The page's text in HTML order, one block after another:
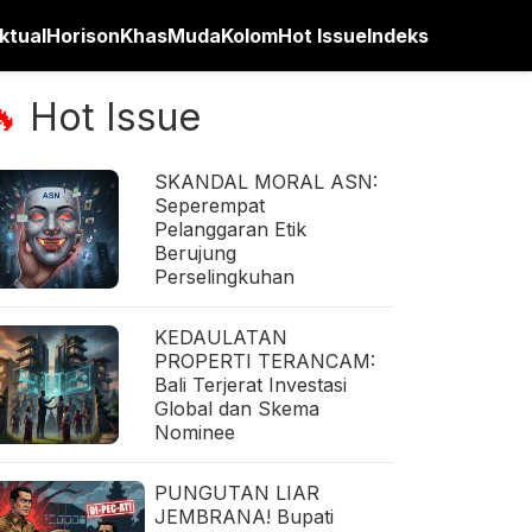
HorisonKhasMudaKolomHot IssueIndeks
Hot Issue
SKANDAL MORAL ASN:
Seperempat
Pelanggaran Etik
Berujung
Perselingkuhan
KEDAULATAN
PROPERTI TERANCAM:
Bali Terjerat Investasi
Global dan Skema
Nominee
PUNGUTAN LIAR
JEMBRANA! Bupati